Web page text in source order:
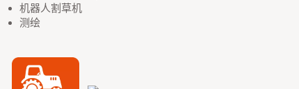
机器人割草机
测绘